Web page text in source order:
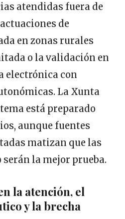
atendidas fuera de
de
en zonas rurales
o la validación en
electrónica con
La Xunta
está preparado
aunque fuentes
matizan que las
serán la mejor prueba.
la atención, el
y la brecha